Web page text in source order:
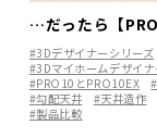
…だったら【
#3Dデザイナーシリーズ
#3Dマイホームデザイ
#PRO10とPRO10EX
#勾配天井
#天井造作
#製品比較